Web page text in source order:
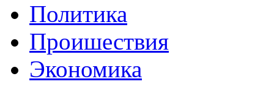
Политика
Проишествия
Экономика